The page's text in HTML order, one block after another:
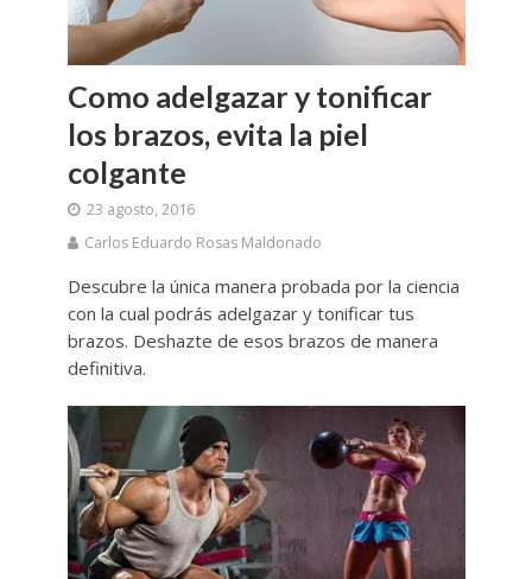
Como adelgazar y tonificar
los brazos, evita la piel
colgante
23 agosto, 2016
Carlos Eduardo Rosas Maldonado
Descubre la única manera probada por la ciencia
con la cual podrás adelgazar y tonificar tus
brazos. Deshazte de esos brazos de manera
definitiva.